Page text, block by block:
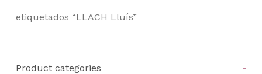
etiquetados “LLACH Lluís”
Product categories -